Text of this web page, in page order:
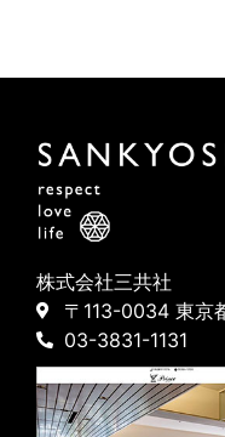
株式会社三共社
〒113-0034 東京
03-3831-1131